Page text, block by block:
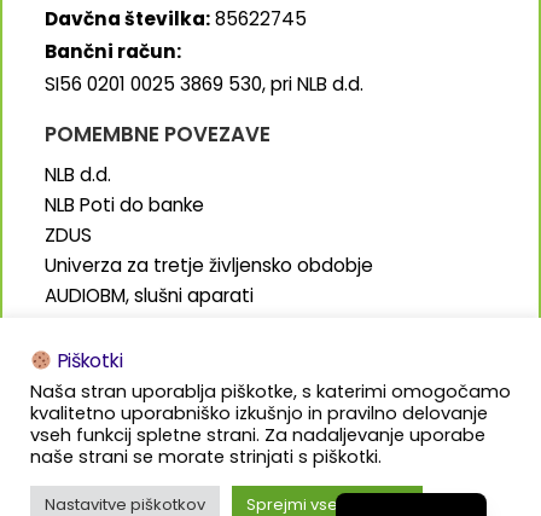
Davčna številka:85622745
Bančni račun:
SI56 0201 0025 3869 530, pri NLB d.d.
POMEMBNE POVEZAVE
NLB d.d.
NLB Poti do banke
ZDUS
Univerza za tretje življensko obdobje
AUDIOBM, slušni aparati
Izdelava in oblikovanje:Bališ.marketing
Piškotki
Naša stran uporablja piškotke, s katerimi omogočamo
kvalitetno uporabniško izkušnjo in pravilno delovanje
vseh funkcij spletne strani. Za nadaljevanje uporabe
naše strani se morate strinjati s piškotki.
Nastavitve piškotkov Sprejmi vse piškotke